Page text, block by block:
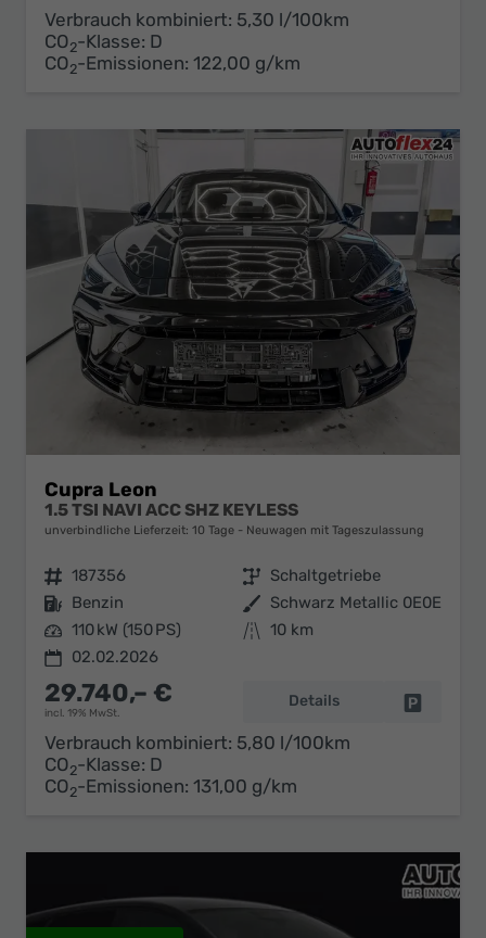
Verbrauch kombiniert: 5,30 l/100km
CO2-Klasse: D
CO2-Emissionen: 122,00 g/km
Cupra Leon
1.5 TSI NAVI ACC SHZ KEYLESS
unverbindliche Lieferzeit: 10 Tage Neuwagen mit Tageszulassung
Fahrzeugnr. 187356 Getriebe Schaltgetriebe
Kraftstoff Benzin Außenfarbe Schwarz Metallic 0E0E
Leistung 110 kW (150 PS) Kilometerstand 10 km
02.02.2026
29.740,– €
incl. 19% MwSt.
Details
Verbrauch kombiniert: 5,80 l/100km
CO2-Klasse: D
CO2-Emissionen: 131,00 g/km